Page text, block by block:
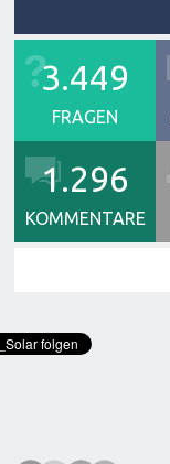
3.449
FRAGEN
1.296
KOMMENTARE